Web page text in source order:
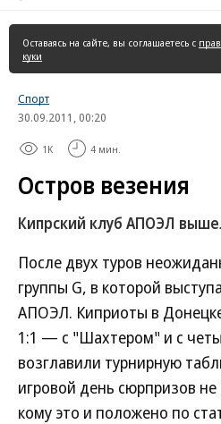
страница
Оставаясь на сайте, вы соглашаетесь с
куки
Спорт
30.09.2011, 00:20
1K 4 мин.
Остров везения
Кипрский клуб АПОЭЛ
После двух туров
группы G, в которой
АПОЭЛ. Киприоты в
1:1 — с "Шахтером" и с
возглавили турнирную
игровой день сюрпризов
кому это и положено по